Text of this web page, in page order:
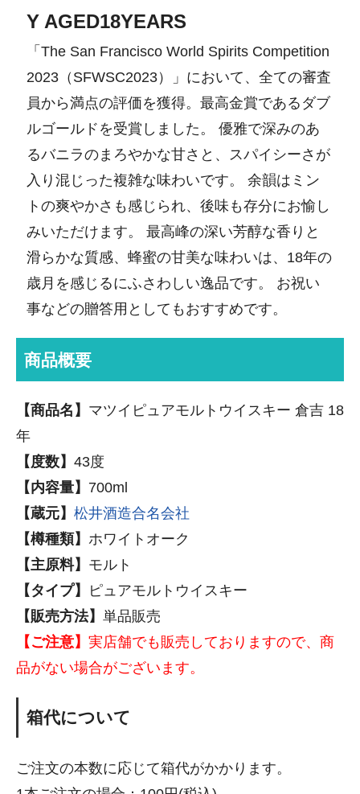
Y AGED18YEARS
「The San Francisco World Spirits Competition
2023（SFWSC2023）」において、全ての審査
員から満点の評価を獲得。最高金賞であるダブ
ルゴールドを受賞しました。 優雅で深みのあ
るバニラのまろやかな甘さと、スパイシーさが
入り混じった複雑な味わいです。 余韻はミン
トの爽やかさも感じられ、後味も存分にお愉し
みいただけます。 最高峰の深い芳醇な香りと
滑らかな質感、蜂蜜の甘美な味わいは、18年の
歳月を感じるにふさわしい逸品です。 お祝い
事などの贈答用としてもおすすめです。
商品概要
【商品名】 マツイピュアモルトウイスキー 倉吉 18
年
【度数】 43度
【内容量】 700ml
【蔵元】 松井酒造合名会社
【樽種類】 ホワイトオーク
【主原料】 モルト
【タイプ】
ピュアモルトウイスキー
【販売方法】 単品販売
【ご注意】 実店舗でも販売しておりますので、商
品がない場合がございます。
箱代について
ご注文の本数に応じて箱代がかかります。